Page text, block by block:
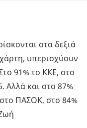
στα δεξιά
υπερισχύουν
91% το ΚΚΕ, στο
Αλλά και στο 87%
ΠΑΣΟΚ, στο 84%